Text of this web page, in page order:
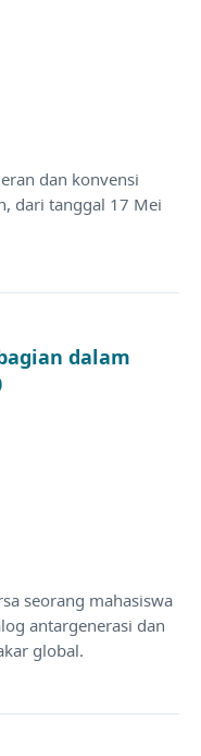
dan konvensi
dari tanggal 17 Mei
dalam
seorang mahasiswa
antargenerasi dan
global.